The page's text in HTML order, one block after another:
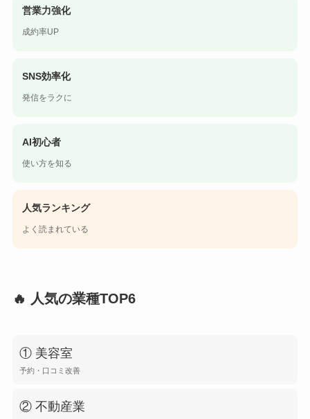
営業力強化
成約率UP
SNS効率化
発信をラクに
AI初心者
使い方を知る
人気ランキング
よく読まれている
🔥 人気の業種TOP6
① 美容室
予約・口コミ改善
② 不動産業